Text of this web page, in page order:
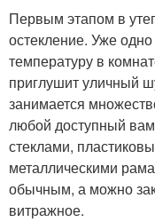
Первым этапом в
остекление. Уже
температуру в
приглушит уличный
занимается
любой доступный
стеклами,
металлическими
обычным, а можно
витражное.